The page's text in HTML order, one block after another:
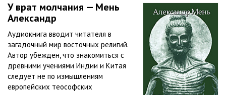
У врат молчания — Мень
Александр
Аудиокнига вводит читателя в
загадочный мир восточных религий.
Автор убежден, что знакомиться с
древними учениями Индии и Китая
следует не по измышлениям
европейских теософских